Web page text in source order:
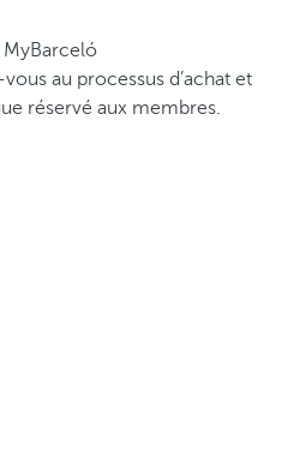
au processus d’achat et
réservé aux membres.